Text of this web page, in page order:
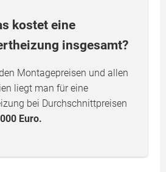
kostet eine
insgesamt?
Montagepreisen und allen
liegt man für eine
bei Durchschnittpreisen
Euro.